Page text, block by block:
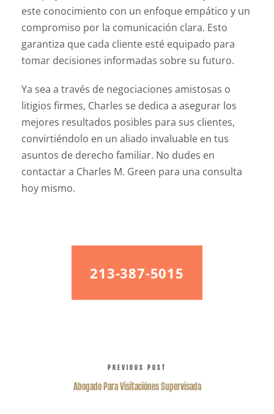
este conocimiento con un enfoque empático y un
compromiso por la comunicación clara. Esto
garantiza que cada cliente esté equipado para
tomar decisiones informadas sobre su futuro.
Ya sea a través de negociaciones amistosas o
litigios firmes, Charles se dedica a asegurar los
mejores resultados posibles para sus clientes,
convirtiéndolo en un aliado invaluable en tus
asuntos de derecho familiar. No dudes en
contactar a Charles M. Green para una consulta
hoy mismo.
213-387-5015
PREVIOUS POST
Abogado Para Visitaciónes Supervisada